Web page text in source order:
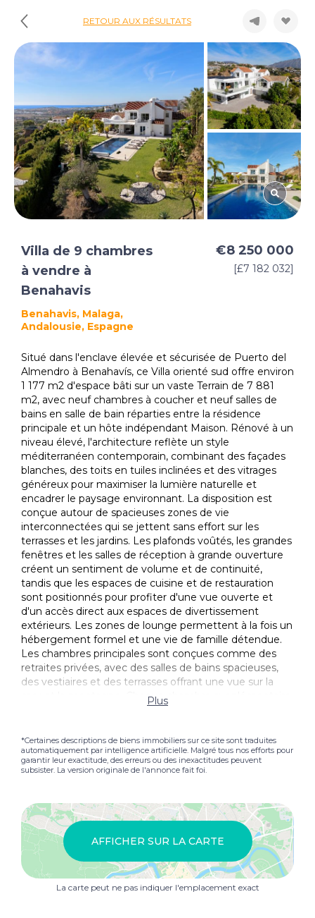
RETOUR AUX RÉSULTATS
Villa de 9 chambres
à vendre à
Benahavis
Benahavis, Malaga,
Andalousie, Espagne
€8 250 000
[£7 182 032]
Situé dans l'enclave élevée et sécurisée de Puerto del
Almendro à Benahavís, ce Villa orienté sud offre environ
1 177 m2 d'espace bâti sur un vaste Terrain de 7 881
m2, avec neuf chambres à coucher et neuf salles de
bains en salle de bain réparties entre la résidence
principale et un hôte indépendant Maison. Rénové à un
niveau élevé, l'architecture reflète un style
méditerranéen contemporain, combinant des façades
blanches, des toits en tuiles inclinées et des vitrages
généreux pour maximiser la lumière naturelle et
encadrer le paysage environnant. La disposition est
conçue autour de spacieuses zones de vie
interconnectées qui se jettent sans effort sur les
terrasses et les jardins. Les plafonds voûtés, les grandes
fenêtres et les salles de réception à grande ouverture
créent un sentiment de volume et de continuité,
tandis que les espaces de cuisine et de restauration
sont positionnés pour profiter d'une vue ouverte et
d'un accès direct aux espaces de divertissement
extérieurs. Les zones de lounge permettent à la fois un
hébergement formel et une vie de famille détendue.
Les chambres principales sont conçues comme des
retraites privées, avec des salles de bains spacieuses,
des vestiaires et des terrasses offrant une vue sur la
mer et la montagne. Chaque chambre supplémentaire
bénéficie de sa propre salle de bain, assurant ainsi le
client séparé Maison améliore la flexibilité, idéal pour la
famille élargie, le personnel ou les visiteurs de longue
durée tout en préservant l'intimité dans la résidence
une salle de cinéma dédiée, une bodega de vin et une
salle de sport entièrement équipée, qui favorisent à la
fois les loisirs et la vie toute l'année. À l'extérieur, deux
piscines desservent différentes zones du domaine,
entourées de jardins paysagers, de terrasses de
bronzage et de zones de séjour variées qui invitent à
des rassemblements ou à une relaxation tranquille.
Plus
*Certaines descriptions de biens immobiliers sur ce site sont traduites
automatiquement par intelligence artificielle. Malgré tous nos efforts pour
garantir leur exactitude, des erreurs ou des inexactitudes peuvent
subsister. La version originale de l'annonce fait foi.
AFFICHER SUR LA CARTE
La carte peut ne pas indiquer l'emplacement exact